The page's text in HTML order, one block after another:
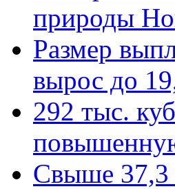
природы
Размер
вырос до
292 тыс.
Свыше 37,3